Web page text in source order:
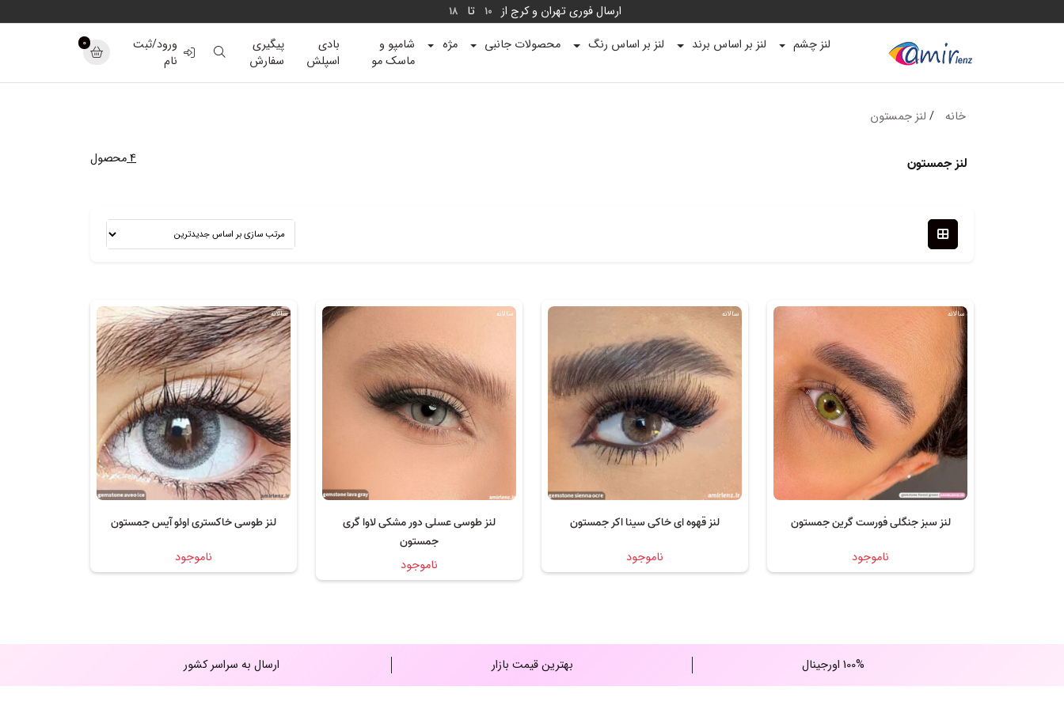
ارسال فوری تهران و کرج از 10 تا 18
لنز چشم لنز بر اساس برند لنز بر اساس رنگ محصولات جانبی مژه
شامپو و
ماسک مو
بادی
اسپلش
پیگیری
سفارش
ورود/ثبت
نام
0
خانه / لنز جمستون
لنز جمستون 4محصول
لنز سبز جنگلی فورست گرین جمستون
ناموجود
سالانه
لنز قهوه ای خاکی سینا اکر جمستون
ناموجود
سالانه
لنز طوسی عسلی دور مشکی لاوا گری
جمستون
ناموجود
سالانه
لنز طوسی خاکستری اوئو آیس جمستون
ناموجود
سالانه
100% اورجینال بهترین قیمت بازار ارسال به سراسر کشور